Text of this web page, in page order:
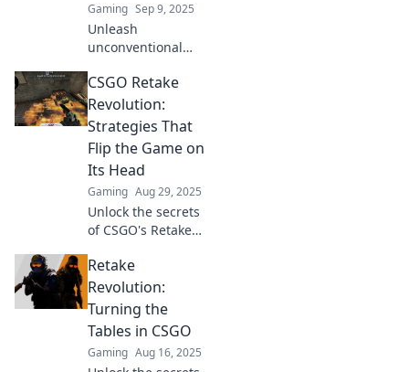
Gaming Sep 9, 2025
Unleash
unconventional
Discover strategies
that guarantee to
turn the tide and
elevate your
gameplay. Join the
Retake Rumble now!
CSGO Retake
Revolution:
Strategies That
Flip the Game on
Its Head
Gaming Aug 29, 2025
Unlock the secrets
of CSGO's Retake
game-changing
strategies that will
turn the tide in your
favor and dominate
the competition!
Retake
Revolution:
Turning the
Tables in CSGO
Gaming Aug 16, 2025